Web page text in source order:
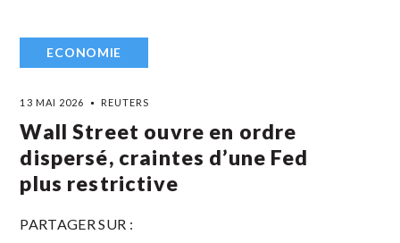
ECONOMIE
13 MAI 2026 REUTERS
Wall Street ouvre en ordre
dispersé, craintes d’une Fed
plus restrictive
PARTAGER SUR :